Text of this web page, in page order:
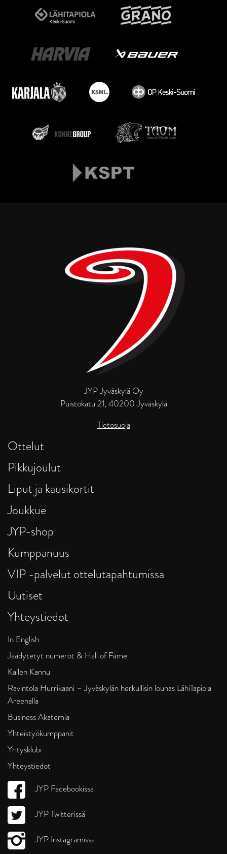
JYP Jyväskylä Oy
Puistokatu 21, 40200 Jyväskylä
Tietosuoja
Ottelut
Pikkujoulut
Liput ja kausikortit
Joukkue
JYP-shop
Kumppanuus
VIP -palvelut ottelutapahtumissa
Uutiset
Yhteystiedot
In English
Jäädytetyt numerot & Hall of Fame
Kallen Kannu
Ravintola Hurrikaani – Jyväskylän herkullisin lounas LähiTapiola
Areenalla
Business Akatemia
Yhteistyökumppanit
Yritysklubi
Yhteystiedot
JYP Facebookissa
JYP Twitterissä
JYP Instagramissa